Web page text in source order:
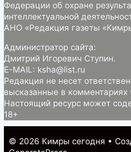
Федерации об охране
интеллектуальной
АНО «Редакция газеты
Администратор сайта:
Дмитрий Игоревич Ступин.
E-MAIL: ksha@list.ru
Редакция не несет
высказанные в комментариях
Настоящий ресурс может
18+
© 2026 Кимры cегодня •